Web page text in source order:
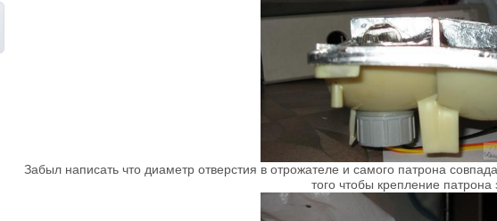
Забыл написать что диаметр отверстия в отрожателе и самого патрона
того чтобы крепление патрона